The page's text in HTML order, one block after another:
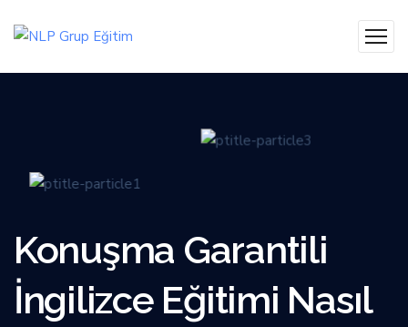
Konuşma Garantili
İngilizce Eğitimi Nasıl